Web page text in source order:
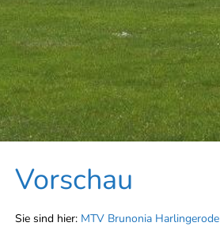
Vorschau
Sie sind hier: MTV Brunonia Harlingerode